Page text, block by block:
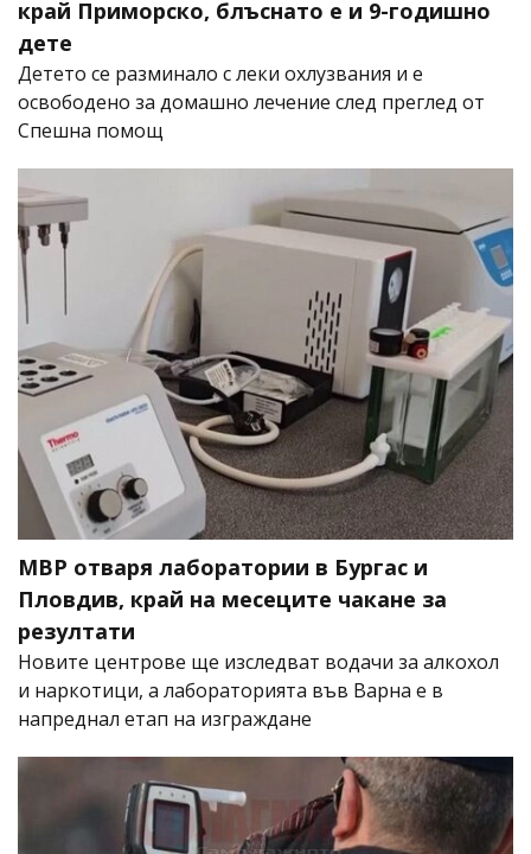
край Приморско, блъснато е и 9-годишно
дете
Детето се разминало с леки охлузвания и е
освободено за домашно лечение след преглед от
Спешна помощ
МВР отваря лаборатории в Бургас и
Пловдив, край на месеците чакане за
резултати
Новите центрове ще изследват водачи за алкохол
и наркотици, а лабораторията във Варна е в
напреднал етап на изграждане